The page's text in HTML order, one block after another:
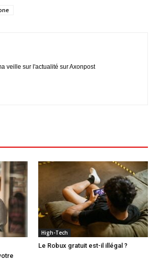
veille sur l'actualité sur Axonpost
High-Tech
Le Robux gratuit est-il illégal ?